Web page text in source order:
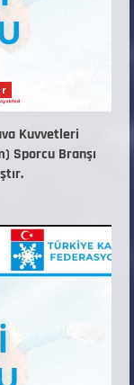
Kuvvetleri
Sporcu Branşı